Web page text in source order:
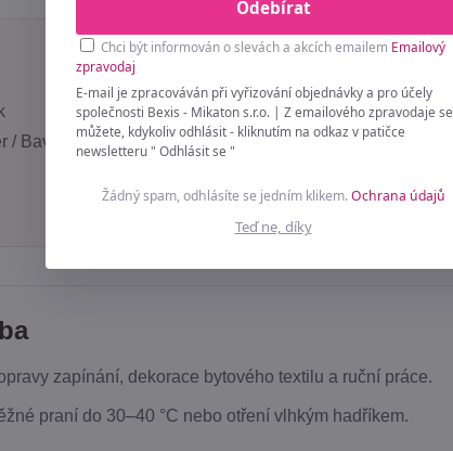
/ Bavlna / Plast / Kov
zapínání, dekorace bytového textilu a ruční práce.
praní do 30–40 °C nebo otření vlhkým hadříkem.
Odebírat
Chci být informován o slevách a akcích emailem Emailový
zpravodaj
E-mail je zpracováván při vyřizování objednávky a pro účely
společnosti Bexis - Mikaton s.r.o. | Z emailového zpravodaje se
můžete, kdykoliv odhlásit - kliknutím na odkaz v patičce
newsletteru " Odhlásit se "
Žádný spam, odhlásíte se jedním klikem.Ochrana údajů
Teď ne, díky